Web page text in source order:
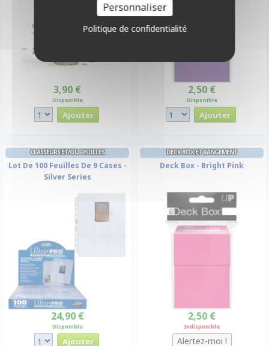
3,90 €
Disponible
2,50 €
Disponible
CLASSEURS ET/OU FEUILLES
Lot De 100 Feuilles De 9 Cases -
Silver Series
24,90 €
Disponible
DECK BOX ET RANGEMENT
Deck Box - Bright Pink
2,50 €
Indisponible
Personnaliser
Politique de confidentialité